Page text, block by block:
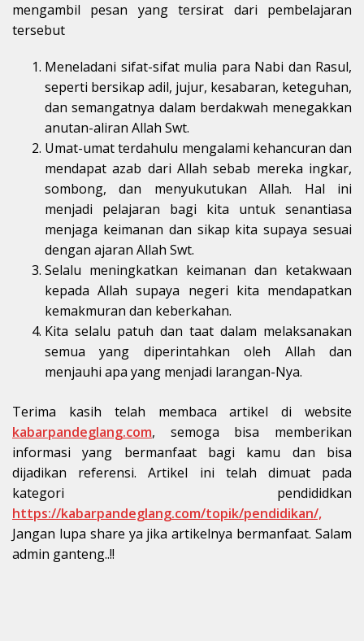
mengambil pesan yang tersirat dari pembelajaran
tersebut
Meneladani sifat-sifat mulia para Nabi dan Rasul,
seperti bersikap adil, jujur, kesabaran, keteguhan,
dan semangatnya dalam berdakwah menegakkan
anutan-aliran Allah Swt.
Umat-umat terdahulu mengalami kehancuran dan
mendapat azab dari Allah sebab mereka ingkar,
sombong, dan menyukutukan Allah. Hal ini
menjadi pelajaran bagi kita untuk senantiasa
menjaga keimanan dan sikap kita supaya sesuai
dengan ajaran Allah Swt.
Selalu meningkatkan keimanan dan ketakwaan
kepada Allah supaya negeri kita mendapatkan
kemakmuran dan keberkahan.
Kita selalu patuh dan taat dalam melaksanakan
semua yang diperintahkan oleh Allah dan
menjauhi apa yang menjadi larangan-Nya.
Terima kasih telah membaca artikel di website
kabarpandeglang.com, semoga bisa memberikan
informasi yang bermanfaat bagi kamu dan bisa
dijadikan referensi. Artikel ini telah dimuat pada
kategori pendididkan
https://kabarpandeglang.com/topik/pendidikan/,
Jangan lupa share ya jika artikelnya bermanfaat. Salam
admin ganteng..!!